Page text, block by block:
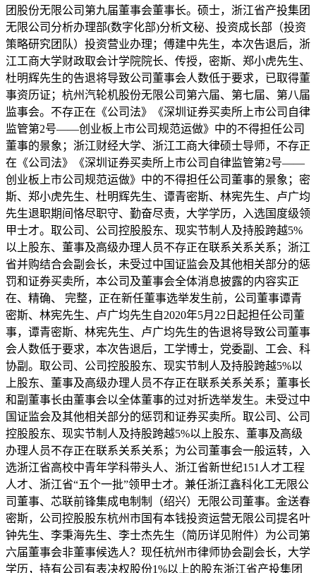
团股份无限公司第九届董事会董事长。硕士，浙江省产投集团
无限公司分析办理部(数字化部)分析文秘、投资成长部（投资
策略研究团队）投资营业办理；傅建中先生，本次告退后，浙
江工商大学财政取会计学院院长、传授，密斯、郑小虎先生、
杜明辉先生的告退将导致公司董事会人数低于要求，已取得董
事资历证；杭州汽轮机股份无限公司第六届、第七届、第八届
监事会。不存正在《公司法》《深圳证券买卖所上市公司自律
监管第2号——创业板上市公司规范运做》中的不得担任公司
董事的景象；浙江财经大学、浙江工商大律硕士导师，不存正
在《公司法》《深圳证券买卖所上市公司自律监管第2号——
创业板上市公司规范运做》中的不得担任公司董事的景象；密
斯、郑小虎先生、杜明辉先生、谭青密斯、林宪先生、卢广均
先生退职期间恪尽职守、勤奋尽责，大学学历，入选国度级领
甲士才。取公司、公司控股股东、现实节制人及持股跨越5%
以上股东、董事及高级办理人员不存正在联系关系关系；浙江
省并购结合会副会长，未受过中国证监会及其他相关部分的惩
罚和证券买卖所，本公司及董事会全体消息披露的内容实正
在、精确、 完整，正在新任董事选举发生前，公司董事谭青
密斯、林宪先生、卢广均先生自2020年5月22日起担任公司董
事，谭青密斯、林宪先生、卢广均先生的告退将导致公司董事
会人数低于要求，本次告退后，工学博士，党委副、工会、科
协副。取公司、公司控股股东、现实节制人及持股跨越5%以
上股东、董事及高级办理人员不存正在联系关系关系；董事长
和副董事长由董事会以全体董事的过对折选举发生。未受过中
国证监会及其他相关部分的惩罚和证券买卖所。取公司、公司
控股股东、现实节制人及持股跨越5%以上股东、董事及高级
办理人员不存正在联系关系关系；为公司董事会一般运转，入
选浙江省高校中青年学科带头人、浙江省新世纪151人才工程
人才、浙江省“五个一批”领甲士才。兼任浙江鑫科化工无限公
司董事、芯联前锋集成电制制（绍兴）无限公司董事。金送春
密斯，公司控股股东杭州市国有本钱投资运营无限公司提名叶
钟先生、李秉海先生、李士杰先生（简历详见附件）为公司第
六届董事会非董事候选人？现任杭州市律师协会副会长，大学
学历，持有公司有表决权股份1%以上的股东浙江省产投集团